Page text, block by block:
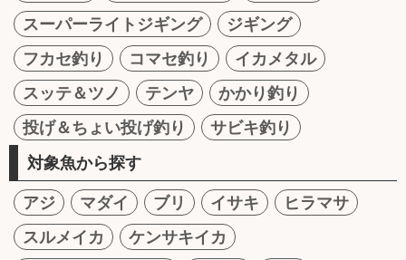
スーパーライトジギング
ジギング
フカセ釣り
コマセ釣り
イカメタル
スッテ＆ツノ
テンヤ
かかり釣り
投げ＆ちょい投げ釣り
サビキ釣り
対象魚から探す
アジ マダイ ブリ イサキ
ヒラマサ
スルメイカ
ケンサキイカ